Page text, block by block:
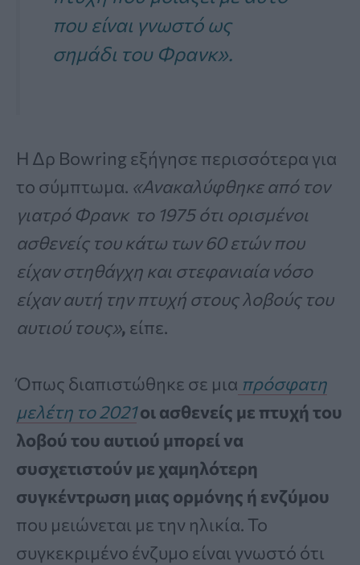
που είναι γνωστό ως
σημάδι του Φρανκ».
H Δρ Bowring εξήγησε περισσότερα για
το σύμπτωμα. «Ανακαλύφθηκε από τον
γιατρό Φρανκ το 1975 ότι ορισμένοι
ασθενείς του κάτω των 60 ετών που
είχαν στηθάγχη και στεφανιαία νόσο
είχαν αυτή την πτυχή στους λοβούς του
αυτιού τους», είπε.
Όπως διαπιστώθηκε σε μια πρόσφατη
μελέτη το 2021οι ασθενείς με πτυχή του
λοβού του αυτιού μπορεί να
συσχετιστούν με χαμηλότερη
συγκέντρωση μιας ορμόνης ή ενζύμου
που μειώνεται με την ηλικία. Το
συγκεκριμένο ένζυμο είναι γνωστό ότι